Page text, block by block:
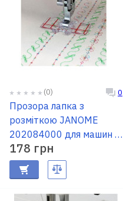
(0) 0
Прозора лапка з
розміткою JANOME
202084000 для машин із
шириною 9мм
178 грн